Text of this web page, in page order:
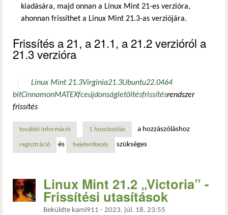
kiadására, majd onnan a Linux Mint 21-es verzióra,
ahonnan frissíthet a Linux Mint 21.3-as verziójára.
Frissítés a 21, a 21.1, a 21.2 verzióról a
21.3 verzióra
Linux Mint 21.3Virginia21.3Ubuntu22.0464
bitCinnamonMATEXfceújdonságletöltésfrissítésrendszer
frissítés
további információlinux mint 21.3 „virginia” - frissítési utasítások tartalommal
1 hozzászólás a hozzászóláshoz
regisztráció és bejelentkezés szükséges
Linux Mint 21.2 „Victoria” -
Frissítési utasítások
Beküldte kami911 - 2023. júl. 18. 23:55